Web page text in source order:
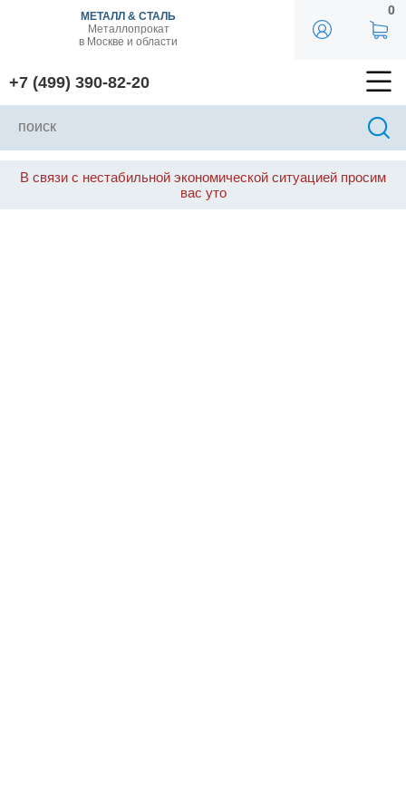
МЕТАЛЛ & СТАЛЬ
Металлопрокат
в Москве и области
+7 (499) 390-82-20
0
В связи с нестабильной экономической ситуацией просим
вас уто